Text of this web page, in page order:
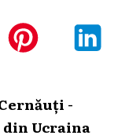
-
Ucraina